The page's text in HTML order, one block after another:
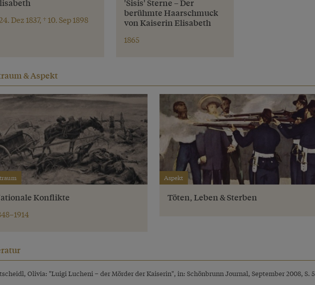
Dez 1837, † 10. Sep 1898
'Sisis' Sterne – Der
berühmte Haarschmuck
von Kaiserin Elisabeth
1865
& Aspekt
Konflikte
Aspekt
Töten, Leben & Sterben
Olivia: "Luigi Lucheni – der Mörder der Kaiserin", in: Schönbrunn Journal, September 2008, S. 5